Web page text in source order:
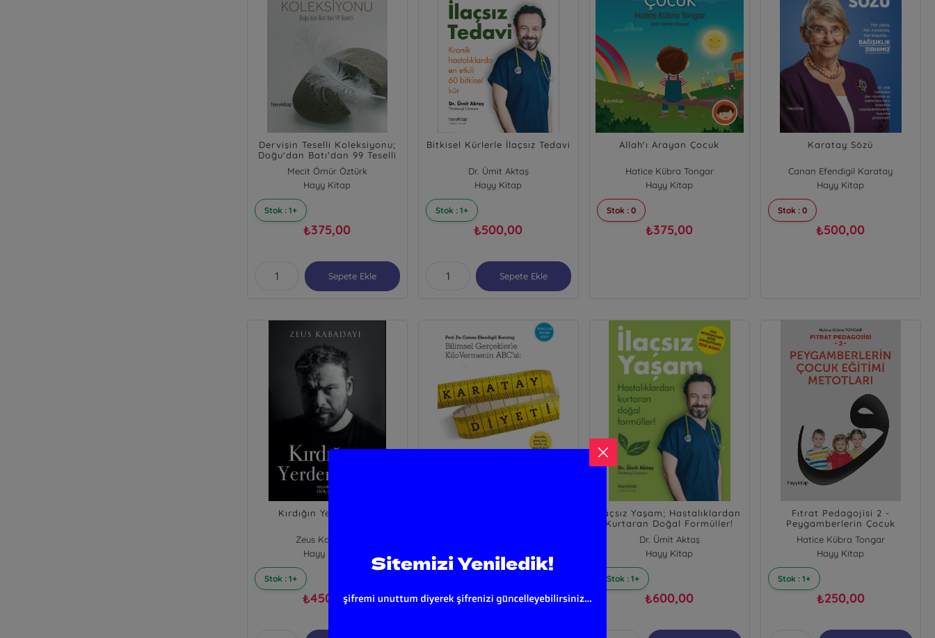
Dervişin Teselli Koleksiyonu;
Doğu'dan Batı'dan 99 Teselli
Mecit Ömür Öztürk
Hayy Kitap
Stok : 1+
₺375,00
Sepete Ekle
Bitkisel Kürlerle İlaçsız Tedavi
Dr. Ümit Aktaş
Hayy Kitap
Stok : 1+
₺500,00
Sepete Ekle
Allah'ı Arayan Çocuk
Hatice Kübra Tongar
Hayy Kitap
Stok : 0
₺375,00
Karatay Sözü
Canan Efendigil Karatay
Hayy Kitap
Stok : 0
₺500,00
Kırdığın Yerden Kırıl
Zeus Kabadayı
Hayy Kitap
Stok : 1+
₺450,00 ₺400,00
İlaçsız Yaşam; Hastalıklardan
Kurtaran Doğal Formüller!
Dr. Ümit Aktaş
Hayy Kitap
Stok : 1+
₺600,00
Fıtrat Pedagojisi 2 -
Peygamberlerin Çocuk
Eğitimi Metotları
Hatice Kübra Tongar
Hayy Kitap
Stok : 1+
₺250,00